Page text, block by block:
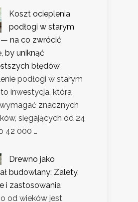
Koszt ocieplenia
podłogi w starym
na co zwrócić
by uniknąć
błędów
podłogi w starym
inwestycja, która
znacznych
sięgających od 24
42 000 …
Drewno jako
budowlany: Zalety,
i zastosowania
od wieków jest